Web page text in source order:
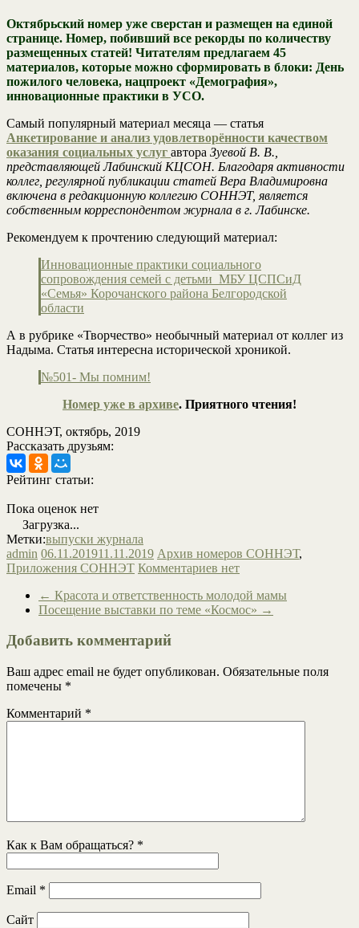
Октябрьский номер уже сверстан и размещен на единой
странице. Номер, побивший все рекорды по количеству
размещенных статей! Читателям предлагаем 45
материалов, которые можно сформировать в блоки: День
пожилого человека, нацпроект «Демография»,
инновационные практики в УСО.
Самый популярный материал месяца — статья
Анкетирование и анализ удовлетворённости качеством
оказания социальных услуг автора Зуевой В. В.,
представляющей Лабинский КЦСОН. Благодаря активности
коллег, регулярной публикации статей Вера Владимировна
включена в редакционную коллегию СОННЭТ, является
собственным корреспондентом журнала в г. Лабинске.
Рекомендуем к прочтению следующий материал:
Инновационные практики социального
сопровождения семей с детьми МБУ ЦСПСиД
«Семья» Корочанского района Белгородской
области
А в рубрике «Творчество» необычный материал от коллег из
Надыма. Статья интересна исторической хроникой.
№501- Мы помним!
Номер уже в архиве. Приятного чтения!
СОННЭТ, октябрь, 2019
Рассказать друзьям:
Рейтинг статьи:
Пока оценок нет
Загрузка...
Метки:выпуски журнала
admin 06.11.201911.11.2019 Архив номеров СОННЭТ,
Приложения СОННЭТ Комментариев нет
← Красота и ответственность молодой мамы
Посещение выставки по теме «Космос» →
Добавить комментарий
Ваш адрес email не будет опубликован. Обязательные поля
помечены *
Комментарий *
Как к Вам обращаться? *
Email *
Сайт